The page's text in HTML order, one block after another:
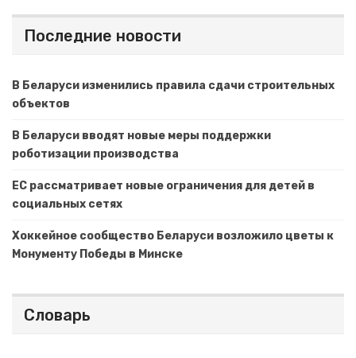
Последние новости
В Беларуси изменились правила сдачи строительных
объектов
В Беларуси вводят новые меры поддержки
роботизации производства
ЕС рассматривает новые ограничения для детей в
социальных сетях
Хоккейное сообщество Беларуси возложило цветы к
Монументу Победы в Минске
Словарь